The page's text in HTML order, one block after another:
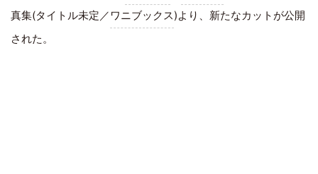
真集(タイトル未定／ ワニブックス)より、新たなカットが公開
された。